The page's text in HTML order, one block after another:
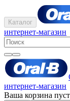
Каталог
интернет-магазин
интернет-магазин
Ваша корзина